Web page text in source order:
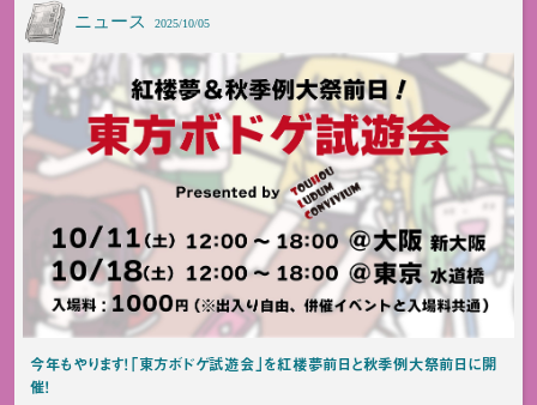
ニュース 2025/10/05
今年もやります！「東方ボドゲ試遊会」を紅楼夢前日と秋季例大祭前日に開
催！